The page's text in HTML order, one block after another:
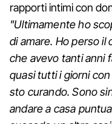
rapporti intimi con
"Ultimamente ho
di amare. Ho perso il
che avevo tanti anni
quasi tutti i giorni
sto curando. Sono
andare a casa